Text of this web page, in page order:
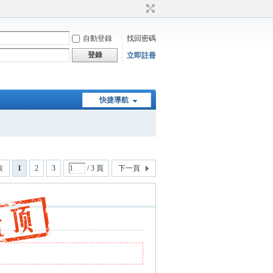
自動登錄
找回密碼
登錄
立即註冊
快捷導航
1 2 3 / 3 頁 下一頁